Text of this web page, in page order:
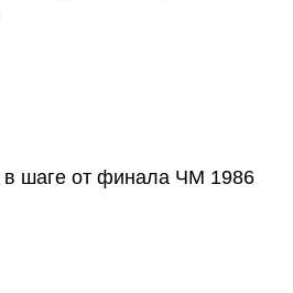
в шаге от финала ЧМ 1986